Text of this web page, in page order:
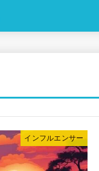
インフルエンサー